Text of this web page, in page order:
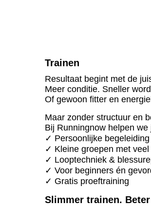
Trainen
Resultaat begint met de
Meer conditie. Sneller
Of gewoon fitter en
Maar zonder structuur en
Bij Runningnow helpen
✓ Persoonlijke begeleiding
✓ Kleine groepen met
✓ Looptechniek &
✓ Voor beginners én
✓ Gratis proeftraining
Slimmer trainen.